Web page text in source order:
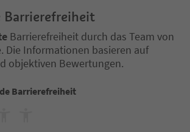
Barrierefreiheit durch das Team von
Die Informationen basieren auf
objektiven Bewertungen.
Barrierefreiheit